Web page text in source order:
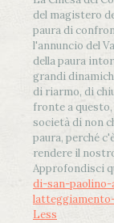
del magistero
paura di
l'annuncio del
della paura
grandi
di riarmo, di
fronte a
società di non
paura, perché
rendere il
Approfondisci
di-san-
Less